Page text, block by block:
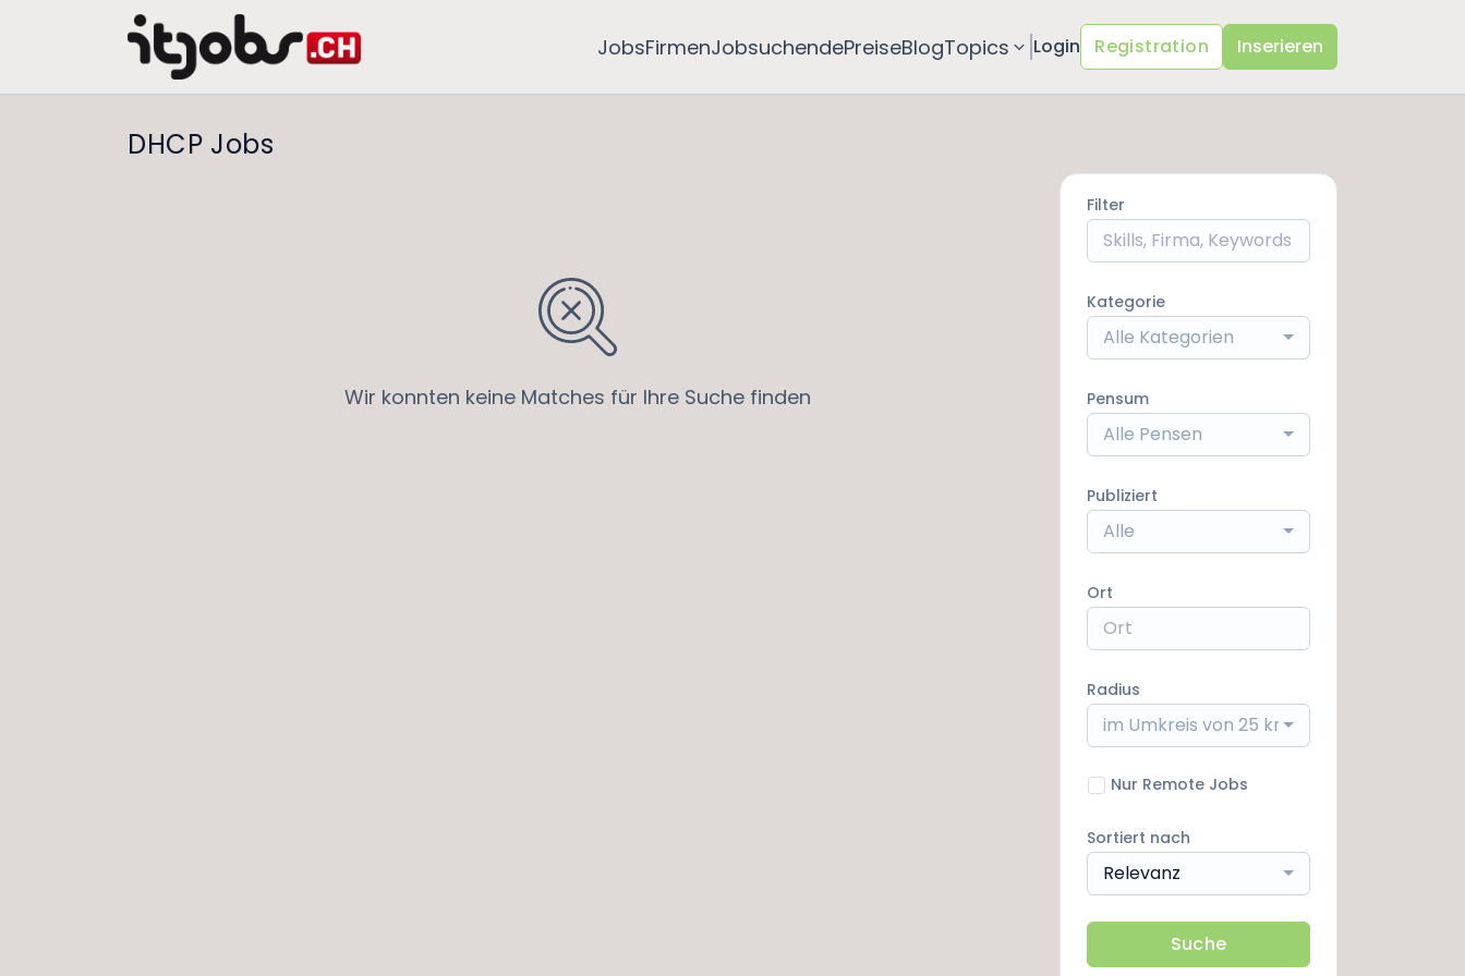
JobsFirmenJobsuchendePreiseBlogTopics Login Registration Inserieren
DHCP Jobs
Wir konnten keine Matches für Ihre Suche finden
Filter
Kategorie
Alle Kategorien
Pensum
Alle Pensen
Publiziert
Alle
Ort
Radius
im Umkreis von 25 km
Nur Remote Jobs
Sortiert nach
Relevanz
Suche